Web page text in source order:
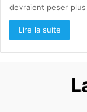
devraient peser
Lire la suite